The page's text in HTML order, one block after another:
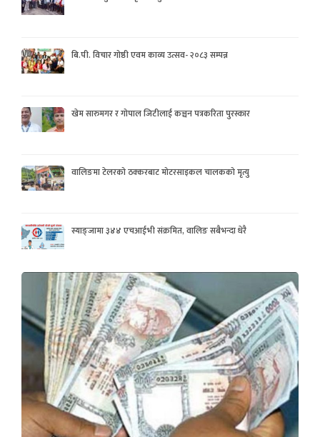
बि.पी. विचार गोष्ठी एवम काव्य उत्सव- २०८३ सम्पन्न
खेम सारुमगर र गोपाल जिटीलाई कञ्चन पत्रकरिता पुरस्कार
वालिङमा टेलरको ठक्करबाट मोटरसाइकल चालकको मृत्यु
स्याङ्जामा ३४४ एचआईभी संक्रमित, वालिङ सबैभन्दा धेरै